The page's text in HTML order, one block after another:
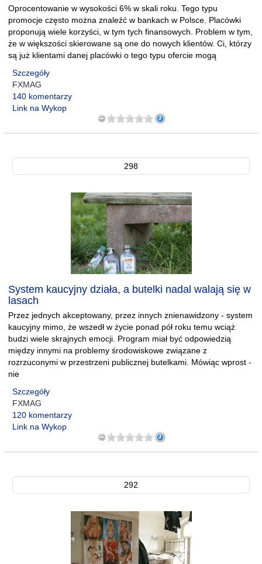
Oprocentowanie w wysokości 6% w skali roku. Tego typu
promocje często można znaleźć w bankach w Polsce. Placówki
proponują wiele korzyści, w tym tych finansowych. Problem w tym,
że w większości skierowane są one do nowych klientów. Ci, którzy
są już klientami danej placówki o tego typu ofercie mogą
Szczegóły
FXMAG
140 komentarzy
Link na Wykop
298
System kaucyjny działa, a butelki nadal walają się w
lasach
Przez jednych akceptowany, przez innych znienawidzony - system
kaucyjny mimo, że wszedł w życie ponad pół roku temu wciąż
budzi wiele skrajnych emocji. Program miał być odpowiedzią
między innymi na problemy środowiskowe związane z
rozrzuconymi w przestrzeni publicznej butelkami. Mówiąc wprost -
nie
Szczegóły
FXMAG
120 komentarzy
Link na Wykop
292